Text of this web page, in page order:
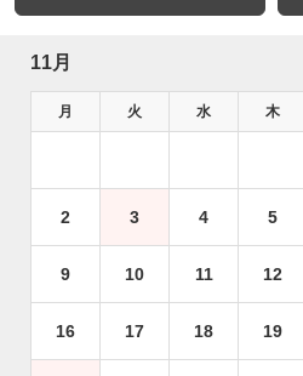
11月
月 火 水 木
2 3 4 5
9 10 11 12
16 17 18 19